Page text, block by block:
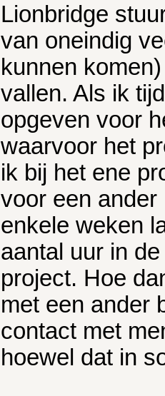
Lionbridge
van oneindig
kunnen
vallen. Als ik
opgeven voor
waarvoor het
ik bij het ene
voor een
enkele weken
aantal uur in
project. Hoe
met een ander
contact met
hoewel dat in